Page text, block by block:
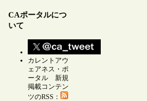
CAポータルにつ
いて
カレントアウ
ェアネス・ポ
ータル 新規
掲載コンテン
ツのRSS：